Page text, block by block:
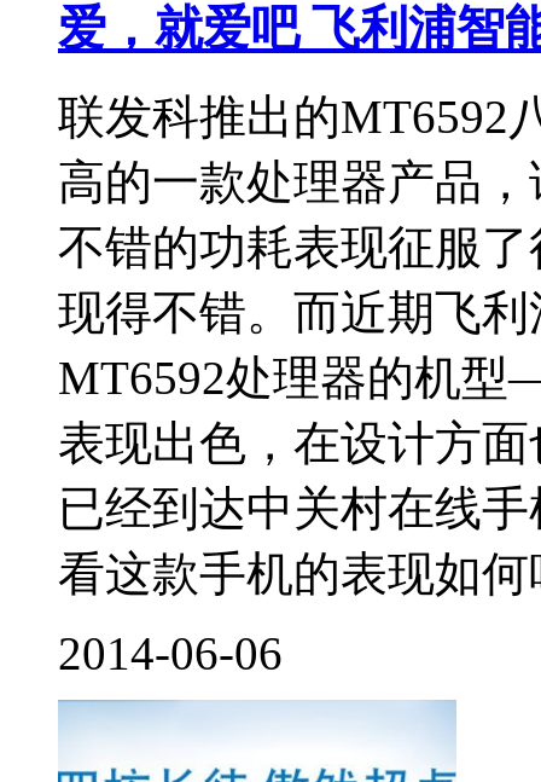
爱，就爱吧 飞利浦智
联发科推出的MT6592
高的一款处理器产品
不错的功耗表现征服
现得不错。而近期飞
MT6592处理器的机
表现出色，在设计方
已经到达中关村在线
看这款手机的表现如何
2014-06-06